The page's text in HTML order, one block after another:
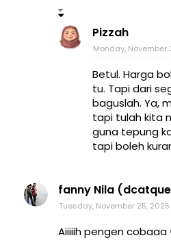
Pizzah
Monday, November
Betul. Harga
tu. Tapi dari
baguslah. Ya,
tapi tulah kita
guna tepung
tapi boleh
fanny Nila
Tuesday, November 25, 2025
Aiiiiih pengen cobaaa